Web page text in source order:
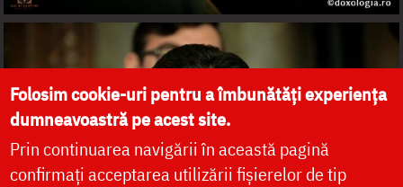
Folosim cookie-uri pentru a îmbunătăți experiența
dumneavoastră pe acest site.
Prin continuarea navigării în această pagină
confirmați acceptarea utilizării fișierelor de tip